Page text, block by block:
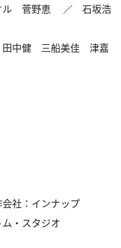
ル 菅野恵 ／ 石坂浩
中健 三船美佳 津嘉
社：インナップ
・スタジオ